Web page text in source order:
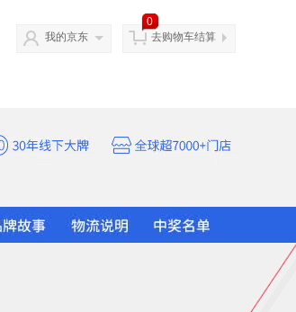
我的京东
0
去购物车结算